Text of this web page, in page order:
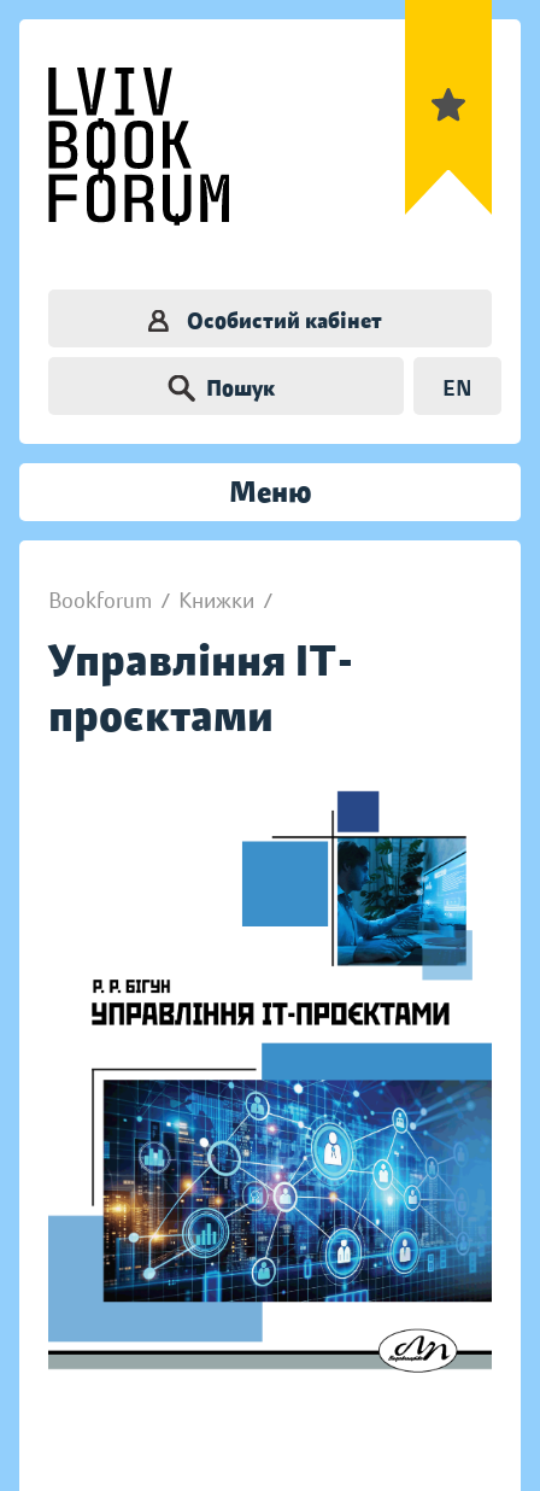
Особистий кабінет
Пошук EN
Меню
Bookforum / Книжки /
Управління ІТ-
проєктами